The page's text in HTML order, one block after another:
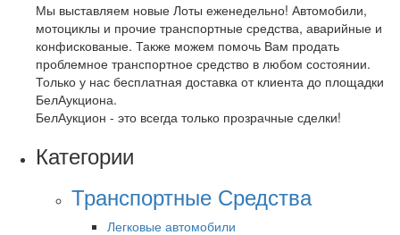
Мы выставляем новые Лоты еженедельно! Автомобили,
мотоциклы и прочие транспортные средства, аварийные и
конфискованые. Также можем помочь Вам продать
проблемное транспортное средство в любом состоянии.
Только у нас бесплатная доставка от клиента до площадки
БелАукциона.
БелАукцион - это всегда только прозрачные сделки!
Категории
Транспортные Средства
Легковые автомобили